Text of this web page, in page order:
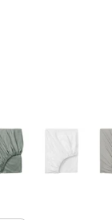
ogółem: 20